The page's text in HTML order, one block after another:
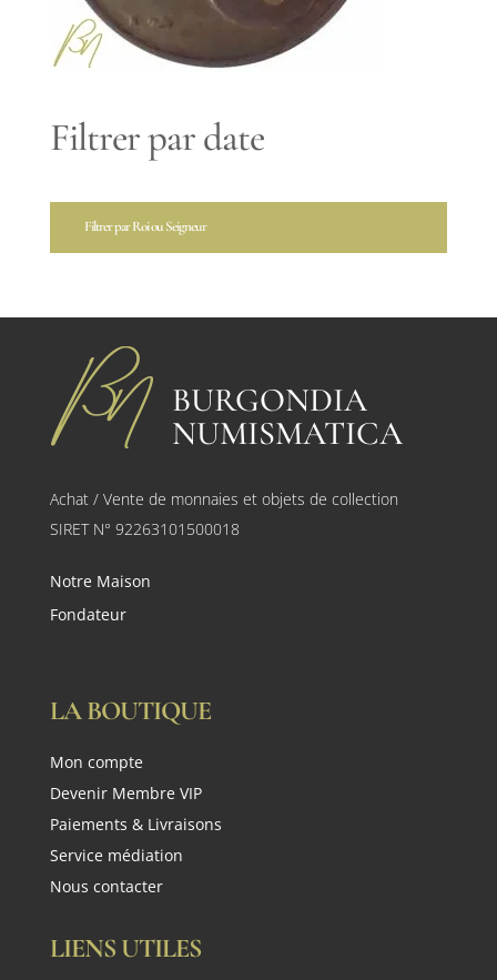
Filtrer par date
Filtrer par Roi ou Seigneur
BURGONDIA
NUMISMATICA
Achat / Vente de monnaies et objets de collection
SIRET N° 92263101500018
Notre Maison
Fondateur
LA BOUTIQUE
Mon compte
Devenir Membre VIP
Paiements & Livraisons
Service médiation
Nous contacter
LIENS UTILES